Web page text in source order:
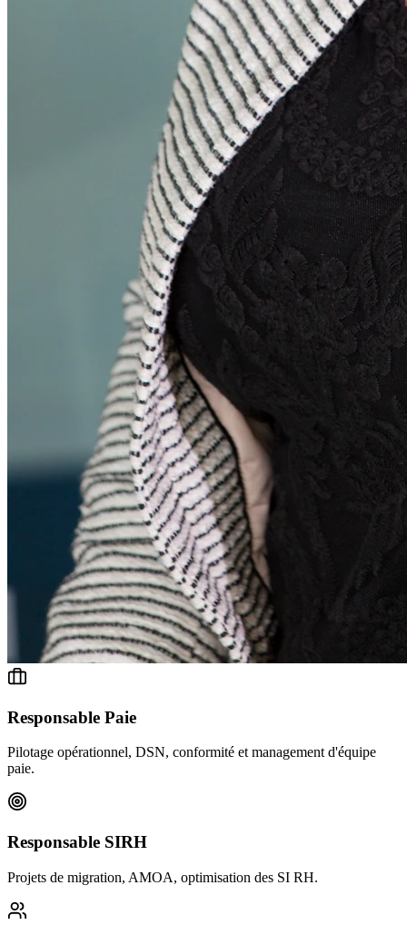
Responsable Paie
Pilotage opérationnel, DSN, conformité et management d'équipe
paie.
Responsable SIRH
Projets de migration, AMOA, optimisation des SI RH.